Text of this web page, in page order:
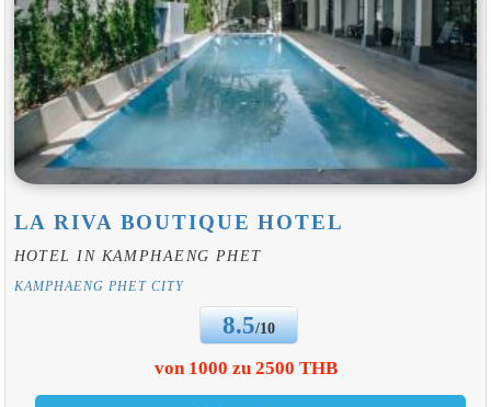
LA RIVA BOUTIQUE HOTEL
HOTEL IN KAMPHAENG PHET
KAMPHAENG PHET CITY
8.5/10
von 1000 zu 2500 THB